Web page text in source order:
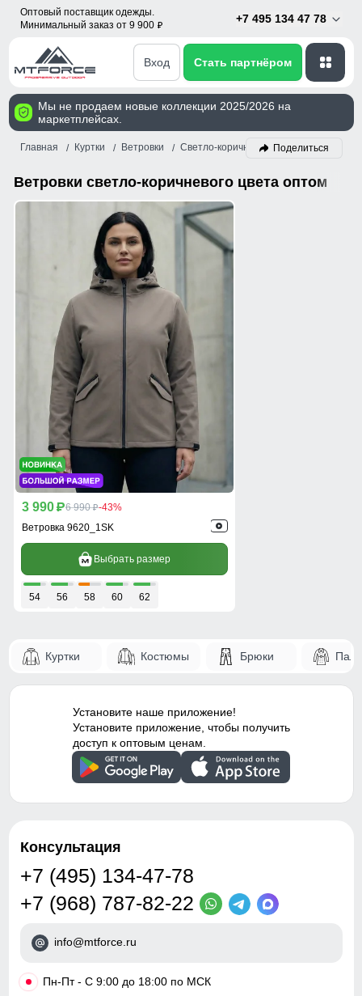
Оптовый поставщик одежды.
Минимальный заказ от 9 900 p
+7 495 134 47 78
Вход Стать партнёром
Мы не продаем новые коллекции 2025/2026 на
маркетплейсах.
Главная Куртки Ветровки Светло-коричневый Поделиться
Ветровки светло-коричневого цвета оптом
3 990 p6 990 p-43%
Ветровка 9620_1SK
Выбрать размер
54 56 58 60 62
Куртки Костюмы Брюки
Установите наше приложение!
Установите приложение, чтобы получить
доступ к оптовым ценам.
Консультация
+7 (495) 134-47-78
+7 (968) 787-82-22
info@mtforce.ru
• Пн-Пт - С 9:00 до 18:00 по МСК